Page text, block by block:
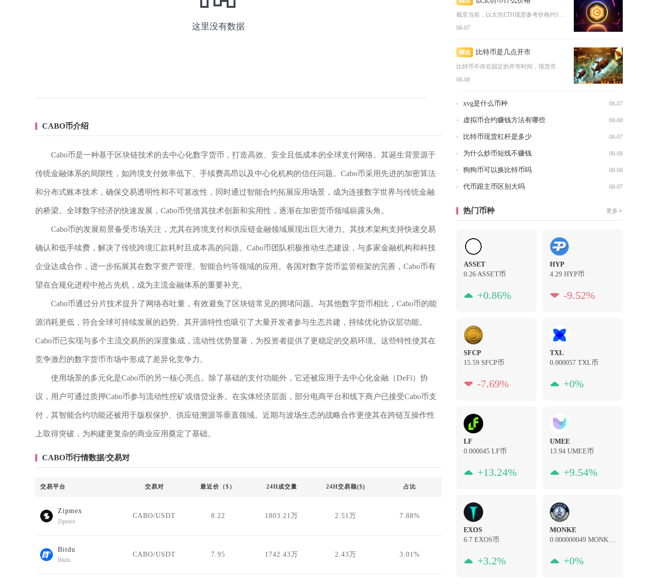
CABO币介绍
Cabo币是一种基于区块链技术的去中心化数字货币，打造高效、安全且低成本的全球支付网络。其诞生背景源于
传统金融体系的局限性，如跨境支付效率低下、手续费高昂以及中心化机构的信任问题。Cabo币采用先进的加密算法
和分布式账本技术，确保交易透明性和不可篡改性，同时通过智能合约拓展应用场景，成为连接数字世界与传统金融
的桥梁。全球数字经济的快速发展，Cabo币凭借其技术创新和实用性，逐渐在加密货币领域崭露头角。
Cabo币的发展前景备受市场关注，尤其在跨境支付和供应链金融领域展现出巨大潜力。其技术架构支持快速交易
确认和低手续费，解决了传统跨境汇款耗时且成本高的问题。Cabo币团队积极推动生态建设，与多家金融机构和科技
企业达成合作，进一步拓展其在数字资产管理、智能合约等领域的应用。各国对数字货币监管框架的完善，Cabo币有
望在合规化进程中抢占先机，成为主流金融体系的重要补充。
Cabo币通过分片技术提升了网络吞吐量，有效避免了区块链常见的拥堵问题。与其他数字货币相比，Cabo币的能
源消耗更低，符合全球可持续发展的趋势。其开源特性也吸引了大量开发者参与生态共建，持续优化协议层功能。
Cabo币已实现与多个主流交易所的深度集成，流动性优势显著，为投资者提供了更稳定的交易环境。这些特性使其在
竞争激烈的数字货币市场中形成了差异化竞争力。
使用场景的多元化是Cabo币的另一核心亮点。除了基础的支付功能外，它还被应用于去中心化金融（DeFi）协
议，用户可通过质押Cabo币参与流动性挖矿或借贷业务。在实体经济层面，部分电商平台和线下商户已接受Cabo币支
付，其智能合约功能还被用于版权保护、供应链溯源等垂直领域。近期与波场生态的战略合作更使其在跨链互操作性
上取得突破，为构建更复杂的商业应用奠定了基础。
CABO币行情数据/交易对
交易平台 交易对 最近价（$） 24H成交量 24H交易额($) 占比
Zipmex
Zipmex
CABO/USDT 8.22 1803.21万 2.51万 7.88%
Bitdu
Bitdu
CABO/USDT 7.95 1742.43万 2.43万 3.01%
截至当前，以太坊ETH现货参考价格约1902美元，折合人民币...
08-07
精选 比特币是几点开市
比特币不存在固定的开市时间，现货市场实行7×24小时不间断交...
08-08
xvg是什么币种 08-07
虚拟币合约赚钱方法有哪些 08-08
比特币现货杠杆是多少 08-07
为什么炒币短线不赚钱 08-08
狗狗币可以换比特币吗 08-08
代币跟主币区别大吗 08-07
热门币种 更多
ASSET
0.26 ASSET币
+0.86%
HYP
4.29 HYP币
-9.52%
SFCP
15.59 SFCP币
-7.69%
TXL
0.000057 TXL币
+0%
LF
0.000045 LF币
+13.24%
UMEE
13.94 UMEE币
+9.54%
EXOS
6.7 EXOS币
+3.2%
MONKE
0.000000049 MONKE币
+0%